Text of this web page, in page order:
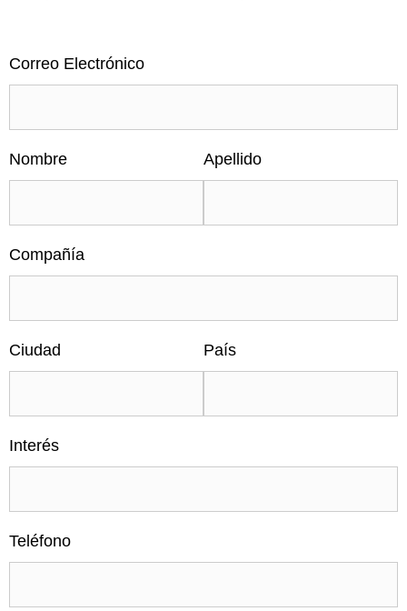
Correo Electrónico
Nombre Apellido
Compañía
Ciudad País
Interés
Teléfono